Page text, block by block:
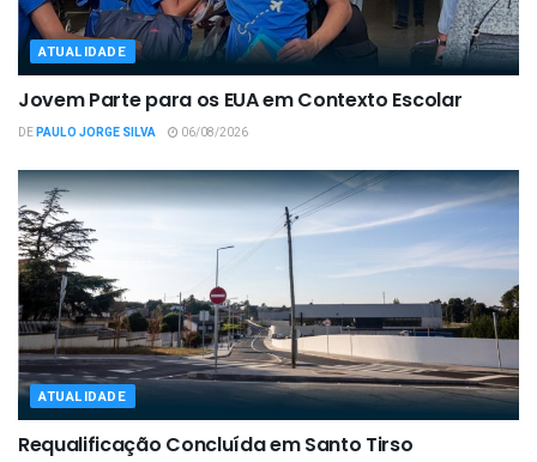
ATUALIDADE
Jovem Parte para os EUA em Contexto Escolar
DEPAULO JORGE SILVA 06/08/2026
ATUALIDADE
Requalificação Concluída em Santo Tirso